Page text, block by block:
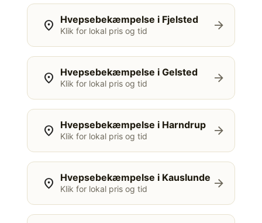
location_on Hvepsebekæmpelse i Fjelsted
Klik for lokal pris og tid arrow_forward
location_on Hvepsebekæmpelse i Gelsted
Klik for lokal pris og tid arrow_forward
location_on Hvepsebekæmpelse i Harndrup
Klik for lokal pris og tid arrow_forward
location_on Hvepsebekæmpelse i Kauslunde
Klik for lokal pris og tid arrow_forward